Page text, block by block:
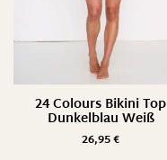
24 Colours Bikini Top
Dunkelblau Weiß
26,95€